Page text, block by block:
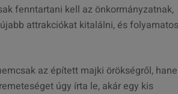
fenntartani kell az önkormányzatnak,
attrakciókat kitalálni, és
az épített majki örökségről,
úgy írta le, akár egy kis